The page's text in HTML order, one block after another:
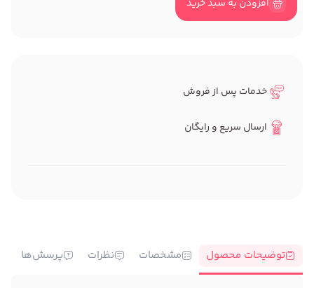
افزودن به سبد خرید
خدمات پس از فروش
ارسال سریع و رایگان
توضیحات محصول مشخصات نظرات پرسش‌ها